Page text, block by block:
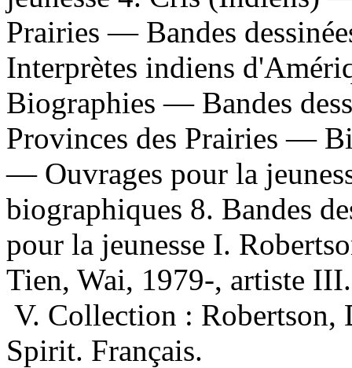
Prairies — Bandes
Interprètes indiens
Biographies — Bandes
Provinces des Prairies —
— Ouvrages pour la
biographiques 8. Bandes
pour la jeunesse I.
Tien, Wai, 1979-, artiste
V. Collection :
Spirit. Français.